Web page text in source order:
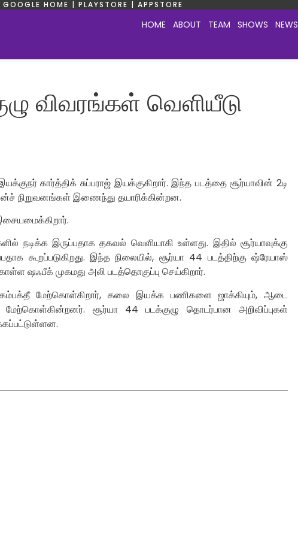
HOME | PLAYSTORE | APPSTORE
HOME ABOUT TEAM SHOWS NEWS
விவரங்கள் வெளியீடு
கார்த்திக் சுப்பராஜ் இயக்குகிறார். இந்த படத்தை சூர்யாவின் 2டி
நிறுவனங்கள் இணைந்து தயாரிக்கின்றன.
நடிக்க இருப்பதாக தகவல் வெளியாகி உள்ளது. இதில் சூர்யாவுக்கு
கூறப்படுகிறது. இந்த நிலையில், சூர்யா 44 படத்திற்கு ஷ்ரேயாஸ்
ஷஃபீக் முகமது அலி படத்தொகுப்பு செய்கிறார்.
மேற்கொள்கிறார், கலை இயக்க பணிகளை ஜாக்கியும், ஆடை
சூர்யா 44 படக்குழு தொடர்பான அறிவிப்புகள்